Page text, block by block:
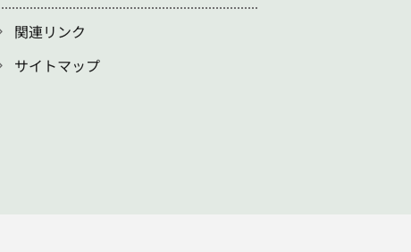
関連リンク
サイトマップ